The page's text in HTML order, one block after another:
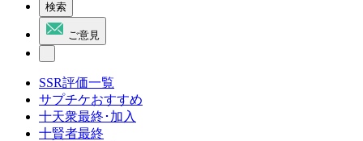
検索
ご意見
SSR評価一覧
サプチケおすすめ
十天衆最終･加入
十賢者最終